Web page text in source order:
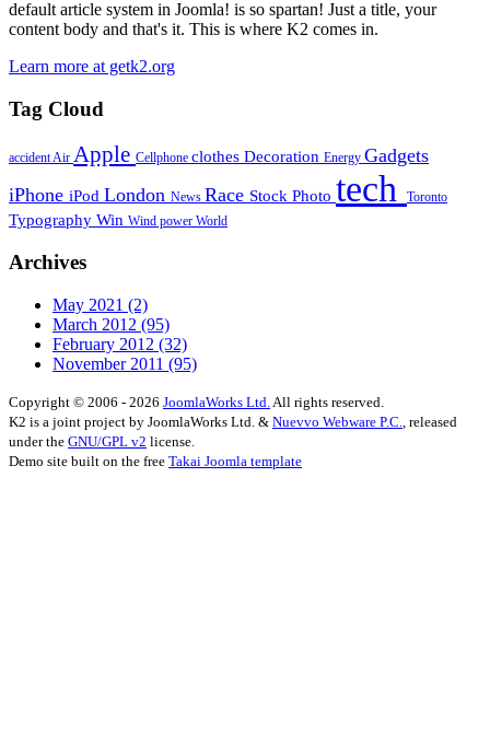
default article system in Joomla! is so spartan! Just a title, your
content body and that's it. This is where K2 comes in.
Learn more at getk2.org
Tag Cloud
accidentAir Apple Cellphone clothes Decoration Energy Gadgets
iPhone iPod London News Race Stock Photo tech Toronto
Typography Win Wind power World
Archives
May 2021 (2)
March 2012 (95)
February 2012 (32)
November 2011 (95)
Copyright © 2006 - 2026 JoomlaWorks Ltd. All rights reserved.
K2 is a joint project by JoomlaWorks Ltd. & Nuevvo Webware P.C.
, released
under the GNU/GPL v2 license.
Demo site built on the free Takai Joomla template